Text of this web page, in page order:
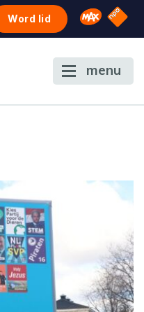
Word lid Omroep
NPO
menu